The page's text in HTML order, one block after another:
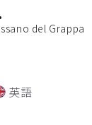
del Grappa
英語